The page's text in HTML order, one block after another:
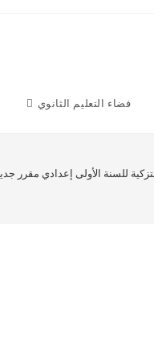
فضاء التعليم الثانوي
للسنة الأولى إعدادي مقرر